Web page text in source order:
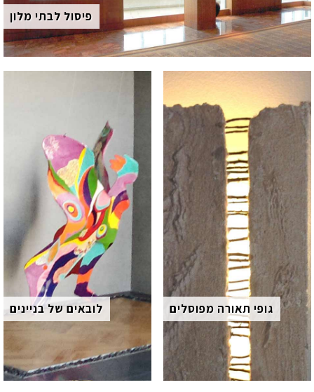
פיסול לבתי מלון
גופי תאורה מפוסלים לובאים של בניינים